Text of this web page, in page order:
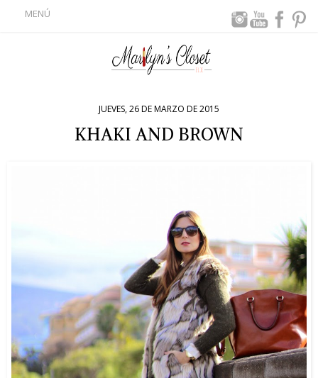
MENÚ
JUEVES, 26 DE MARZO DE 2015
KHAKI AND BROWN